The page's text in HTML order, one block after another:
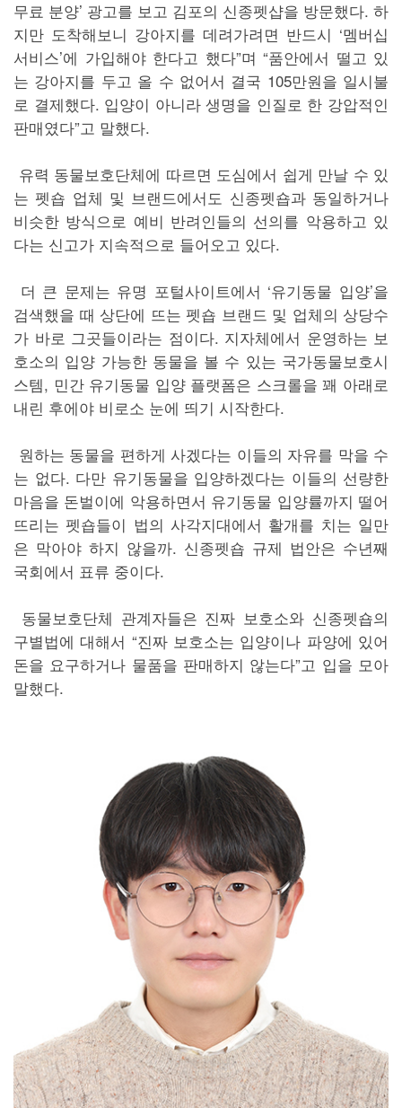
무료 분양’ 광고를 보고 김포의 신종펫샵을 방문했다. 하
지만 도착해보니 강아지를 데려가려면 반드시 ‘멤버십
서비스’에 가입해야 한다고 했다”며 “품안에서 떨고 있
는 강아지를 두고 올 수 없어서 결국 105만원을 일시불
로 결제했다. 입양이 아니라 생명을 인질로 한 강압적인
판매였다”고 말했다.
유력 동물보호단체에 따르면 도심에서 쉽게 만날 수 있
는 펫숍 업체 및 브랜드에서도 신종펫숍과 동일하거나
비슷한 방식으로 예비 반려인들의 선의를 악용하고 있
다는 신고가 지속적으로 들어오고 있다.
더 큰 문제는 유명 포털사이트에서 ‘유기동물 입양’을
검색했을 때 상단에 뜨는 펫숍 브랜드 및 업체의 상당수
가 바로 그곳들이라는 점이다. 지자체에서 운영하는 보
호소의 입양 가능한 동물을 볼 수 있는 국가동물보호시
스템, 민간 유기동물 입양 플랫폼은 스크롤을 꽤 아래로
내린 후에야 비로소 눈에 띄기 시작한다.
원하는 동물을 편하게 사겠다는 이들의 자유를 막을 수
는 없다. 다만 유기동물을 입양하겠다는 이들의 선량한
마음을 돈벌이에 악용하면서 유기동물 입양률까지 떨어
뜨리는 펫숍들이 법의 사각지대에서 활개를 치는 일만
은 막아야 하지 않을까. 신종펫숍 규제 법안은 수년째
국회에서 표류 중이다.
동물보호단체 관계자들은 진짜 보호소와 신종펫숍의
구별법에 대해서 “진짜 보호소는 입양이나 파양에 있어
돈을 요구하거나 물품을 판매하지 않는다”고 입을 모아
말했다.